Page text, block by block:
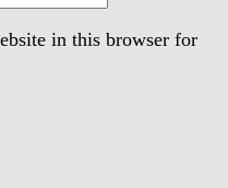
in this browser for